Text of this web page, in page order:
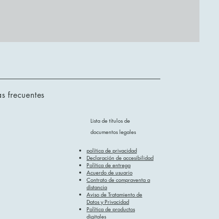
Lista de títulos de
documentos legales
política de privacidad
Declaración de accesibilidad
Política de entrega
Acuerdo de usuario
Contrato de compraventa a
distancia
Aviso de Tratamiento de
Datos y Privacidad
Política de productos
digitales
frecuentes